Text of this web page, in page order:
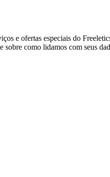
e ofertas especiais do
como lidamos com seus